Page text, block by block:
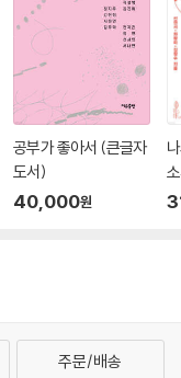
공부가 좋아서 (큰글자
도서)
40,000원
주문/배송